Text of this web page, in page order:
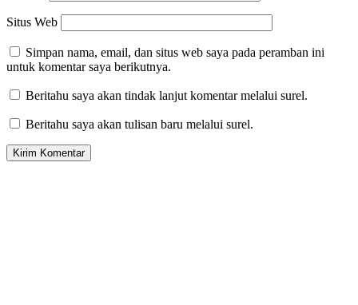
Situs Web
Simpan nama, email, dan situs web saya pada peramban ini
untuk komentar saya berikutnya.
Beritahu saya akan tindak lanjut komentar melalui surel.
Beritahu saya akan tulisan baru melalui surel.